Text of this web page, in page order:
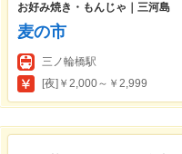
お好み焼き・もんじゃ｜三河島
麦の市
三ノ輪橋駅
[夜]￥2,000～￥2,999